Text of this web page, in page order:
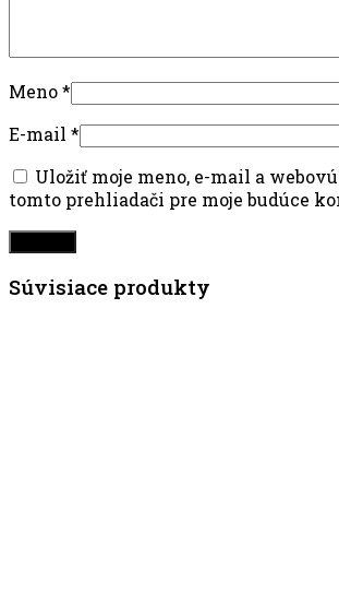
Meno*
E-mail *
Uložiť moje meno, e-mail a
tomto prehliadači pre moje budúce
Súvisiace produkty